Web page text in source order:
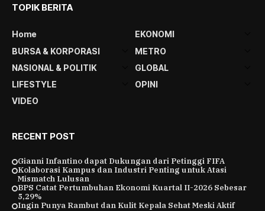
TOPIK BERITA
Home
EKONOMI
BURSA & KORPORASI
METRO
NASIONAL & POLITIK
GLOBAL
LIFESTYLE
OPINI
VIDEO
RECENT POST
Gianni Infantino dapat Dukungan dari Petinggi FIFA
Kolaborasi Kampus dan Industri Penting untuk Atasi
Mismatch Lulusan
BPS Catat Pertumbuhan Ekonomi Kuartal II-2026 Sebesar
5,29%
Ingin Punya Rambut dan Kulit Kepala Sehat Meski Aktif